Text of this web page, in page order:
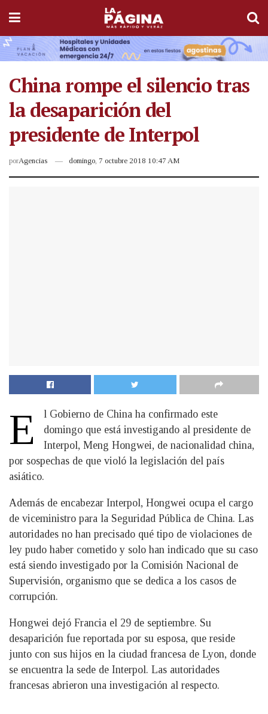
China rompe el silencio tras
la desaparición del
presidente de Interpol
porAgencias domingo, 7 octubre 2018 10:47 AM
E
l Gobierno de China ha confirmado este
domingo que está investigando al presidente de
Interpol, Meng Hongwei, de nacionalidad china,
por sospechas de que violó la legislación del país
asiático.
Además de encabezar Interpol, Hongwei ocupa el cargo
de viceministro para la Seguridad Pública de China. Las
autoridades no han precisado qué tipo de violaciones de
ley pudo haber cometido y solo han indicado que su caso
está siendo investigado por la Comisión Nacional de
Supervisión, organismo que se dedica a los casos de
corrupción.
Hongwei dejó Francia el 29 de septiembre. Su
desaparición fue reportada por su esposa, que reside
junto con sus hijos en la ciudad francesa de Lyon, donde
se encuentra la sede de Interpol. Las autoridades
francesas abrieron una investigación al respecto.